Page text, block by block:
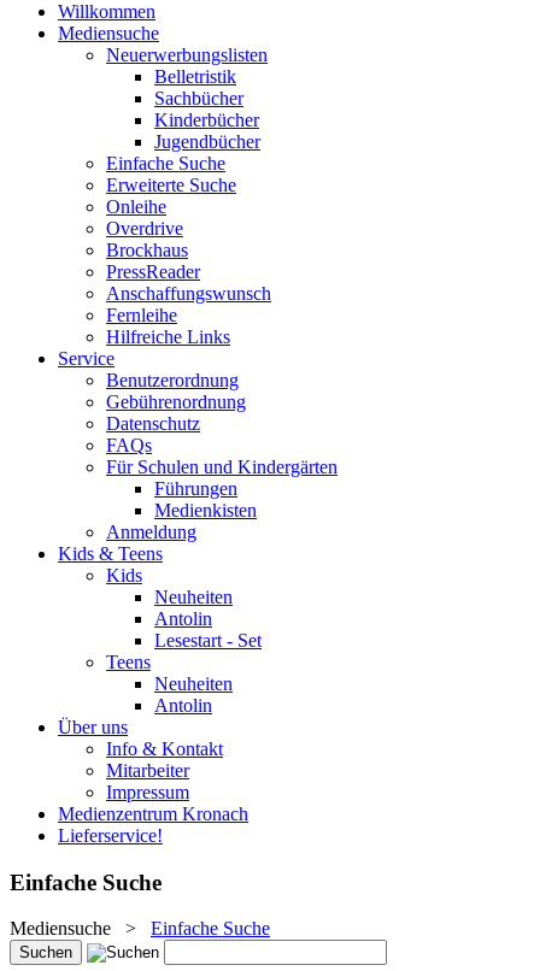
Willkommen
Mediensuche
Neuerwerbungslisten
Belletristik
Sachbücher
Kinderbücher
Jugendbücher
Einfache Suche
Erweiterte Suche
Onleihe
Overdrive
Brockhaus
PressReader
Anschaffungswunsch
Fernleihe
Hilfreiche Links
Service
Benutzerordnung
Gebührenordnung
Datenschutz
FAQs
Für Schulen und Kindergärten
Führungen
Medienkisten
Anmeldung
Kids & Teens
Kids
Neuheiten
Antolin
Lesestart - Set
Teens
Neuheiten
Antolin
Über uns
Info & Kontakt
Mitarbeiter
Impressum
Medienzentrum Kronach
Lieferservice!
Einfache Suche
Mediensuche > Einfache Suche